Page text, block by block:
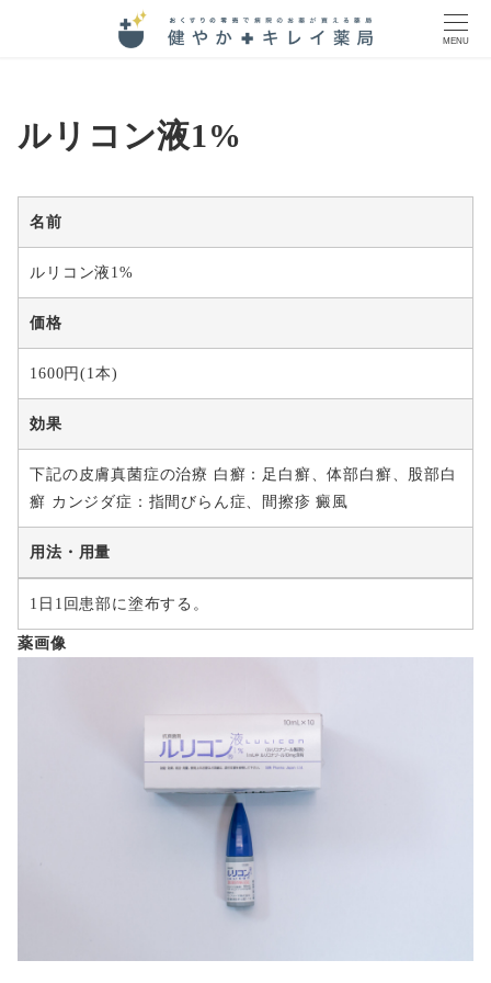
MENU
ルリコン液1%
名前
ルリコン液1%
価格
1600円(1本)
効果
下記の皮膚真菌症の治療 白癬：足白癬、体部白癬、股部白
癬 カンジダ症：指間びらん症、間擦疹 癜風
用法・用量
1日1回患部に塗布する。
薬画像